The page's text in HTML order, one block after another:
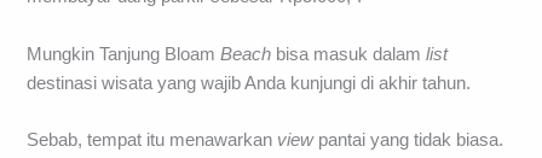
Mungkin Tanjung BloamBeach bisa masuk dalamlist
destinasi wisata yang wajib Anda kunjungi di akhir tahun.
Sebab, tempat itu menawarkan viewpantai yang tidak biasa.